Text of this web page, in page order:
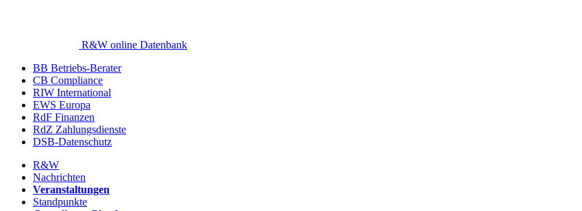
R&W online Datenbank
BB Betriebs-Berater
CB Compliance
RIW International
EWS Europa
RdF Finanzen
RdZ Zahlungsdienste
DSB-Datenschutz
R&W
Nachrichten
Veranstaltungen
Standpunkte